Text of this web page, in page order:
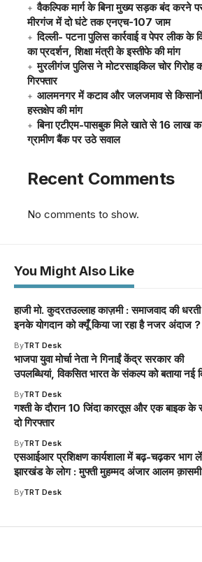
वैकल्पिक मार्ग के बिना मुख्य सड़क बंद करने
मीरगंज में दो घंटे तक एनएच-107 जाम
दिल्ली- पटना पुलिस कार्रवाई व पेपर लीक
का प्रदर्शन, शिक्षा मंत्री के इस्तीफे की मांग
मुरलीगंज पुलिस ने मोटरसाइकिल चोर गिरोह
गिरफ्तार
आलमनगर में कटाव और जलजमाव से किसानों
हस्तक्षेप की मांग
बिना एटीएम-पासबुक मिले खाते से 16 लाख
ग्रामीण बैंक पर उठे सवाल
Recent Comments
No comments to show.
You Might Also Like
हाजी मो. कुदरतउल्लाह काज़मी : समाजवाद की
इनके योगदान को क्यूँ किया जा रहा है नजर अंदाज ?
ByTRT Desk
भाजपा युवा मोर्चा नेता ने गिनाईं केंद्र सरकार की
उपलब्धियां, विकसित भारत के संकल्प को बताया नई
ByTRT Desk
गश्ती के दौरान 10 जिंदा कारतूस और एक बाइक के
दो गिरफ्तार
ByTRT Desk
एसआईआर प्रशिक्षण कार्यशाला में बढ़-चढ़कर भाग लें
झारखंड के लोग : मुफ्ती मुहम्मद अंजार आलम क़ासमी
ByTRT Desk